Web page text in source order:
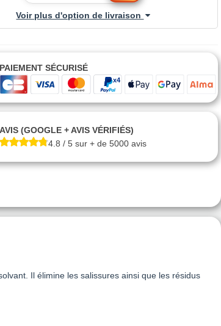
Voir plus d'option de livraison
PAIEMENT SÉCURISÉ
AVIS (GOOGLE + AVIS VÉRIFIÉS)
4.8 / 5 sur + de 5000 avis
Il élimine les salissures ainsi que les résidus